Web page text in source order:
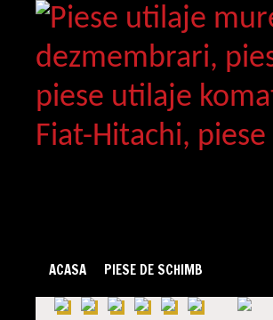
ACASA PIESE DE SCHIMB